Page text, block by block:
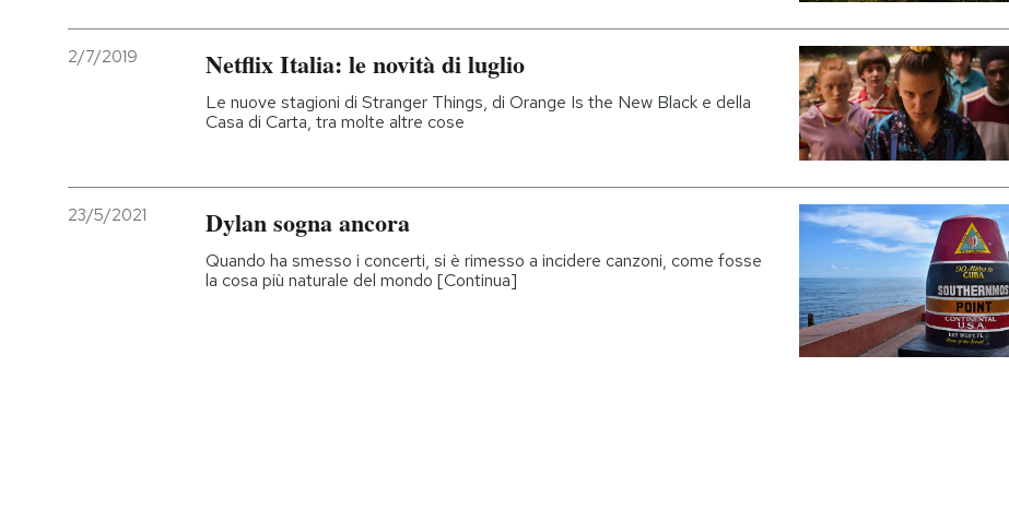
Entra
2/7/2019 Netflix Italia: le novità di luglio
Le nuove stagioni di Stranger Things, di Orange Is the New Black e della
Casa di Carta, tra molte altre cose
23/5/2021 Dylan sogna ancora
Quando ha smesso i concerti, si è rimesso a incidere canzoni, come fosse
la cosa più naturale del mondo [Continua]